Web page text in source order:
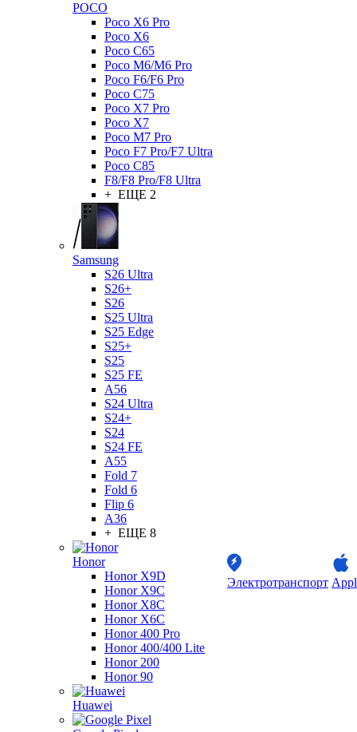
POCO
Poco X6 Pro
Poco X6
Poco C65
Poco M6/M6 Pro
Poco F6/F6 Pro
Poco C75
Poco X7 Pro
Poco X7
Poco M7 Pro
Poco F7 Pro/F7 Ultra
Poco C85
F8/F8 Pro/F8 Ultra
+ ЕЩЕ 2
Samsung
S26 Ultra
S26+
S26
S25 Ultra
S25 Edge
S25+
S25
S25 FE
A56
S24 Ultra
S24+
S24
S24 FE
A55
Fold 7
Fold 6
Flip 6
A36
+ ЕЩЕ 8
Honor
Honor X9D
Honor X9C
Honor X8C
Honor X6C
Honor 400 Pro
Honor 400/400 Lite
Honor 200
Honor 90
Huawei
Электротранспорт